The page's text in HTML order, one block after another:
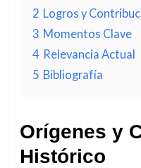
2 Logros y
3 Momentos Clave
4 Relevancia Actual
5 Bibliografía
Orígenes y
Histórico